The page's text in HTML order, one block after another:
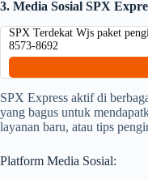
3. Media Sosial SPX
SPX Terdekat Wjs paket
8573-8692
SPX Express aktif di
yang bagus untuk
layanan baru, atau tips
Platform Media Sosial: